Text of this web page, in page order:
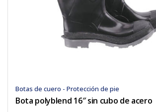
Botas de cuero - Protección de pie
Bota polyblend 16″ sin cubo de acero